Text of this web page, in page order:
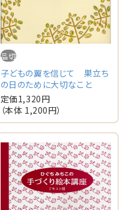
品切
子どもの翼を信じて 巣立ち
の日のために大切なこと
定価1,320円
（本体 1,200円）